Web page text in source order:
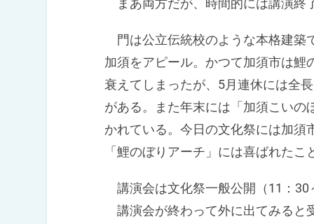
まあ両方だが、時間的には講演終
門は公立伝統校のような本格建築
加須をアピール。かつて加須市は鯉
衰えてしまったが、5月連休には全
がある。また年末には「加須こいの
かれている。今日の文化祭には加須
「鯉のぼりアーチ」には喜ばれたこ
講演会は文化祭一般公開（11：30
講演会が終わって外に出てみると